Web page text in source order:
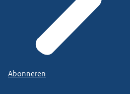
Abonneren